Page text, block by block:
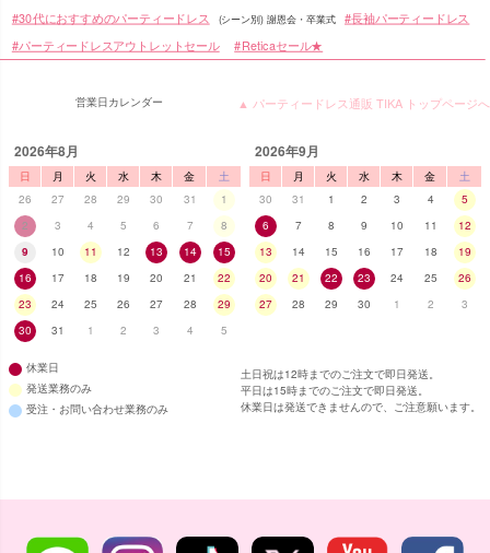
30代におすすめのパーティードレス (シーン別) 謝恩会・卒業式 長袖パーティードレス
パーティードレスアウトレットセール Reticaセール★
▲ パーティードレス通販 TIKA トップページへ
営業日カレンダー
2026年8月
日 月 火 水 木 金
土
26
27 28 29 30 31
1
2
3 4 5 6 7
8
9
10 11 12 13 14
15
16
17 18 19 20 21
22
23
24 25 26 27 28
29
30
31 1 2 3 4 5
2026年9月
日 月 火 水 木 金
土
30
31 1 2 3 4
5
6
7 8 9 10 11
12
13
14 15 16 17 18
19
20
21 22 23 24 25
26
27
28 29 30 1 2 3
休業日
発送業務のみ
受注・お問い合わせ業務のみ
土日祝は12時までのご注文で即日発送。
平日は15時までのご注文で即日発送。
休業日は発送できませんので、ご注意願います。